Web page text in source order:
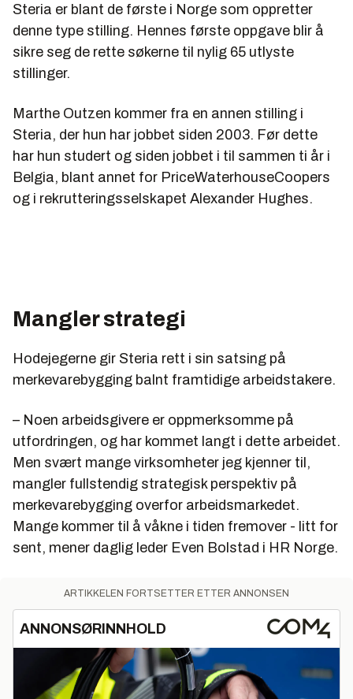
Steria er blant de første i Norge som oppretter
denne type stilling. Hennes første oppgave blir å
sikre seg de rette søkerne til nylig 65 utlyste
stillinger.
Marthe Outzen kommer fra en annen stilling i
Steria, der hun har jobbet siden 2003. Før dette
har hun studert og siden jobbet i til sammen ti år i
Belgia, blant annet for PriceWaterhouseCoopers
og i rekrutteringsselskapet Alexander Hughes.
Mangler strategi
Hodejegerne gir Steria rett i sin satsing på
merkevarebygging balnt framtidige arbeidstakere.
– Noen arbeidsgivere er oppmerksomme på
utfordringen, og har kommet langt i dette arbeidet.
Men svært mange virksomheter jeg kjenner til,
mangler fullstendig strategisk perspektiv på
merkevarebygging overfor arbeidsmarkedet.
Mange kommer til å våkne i tiden fremover - litt for
sent, mener daglig leder Even Bolstad i HR Norge.
ARTIKKELEN FORTSETTER ETTER ANNONSEN
ANNONSØRINNHOLD